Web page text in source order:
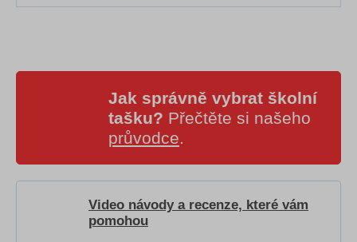
Jak správně vybrat školní
tašku? Přečtěte si našeho
průvodce.
Video návody a recenze, které vám
pomohou